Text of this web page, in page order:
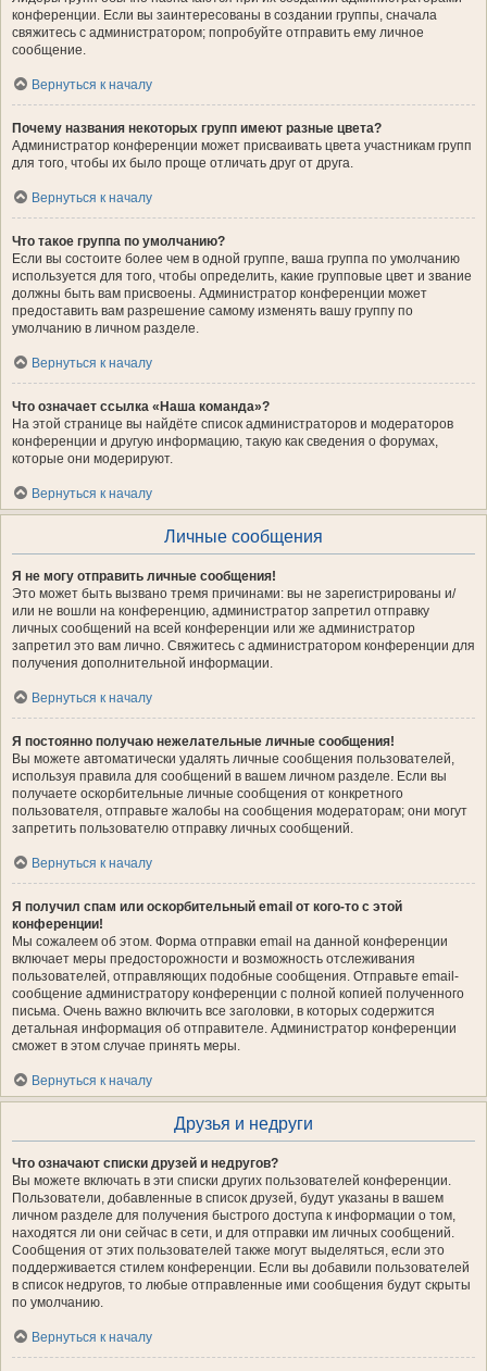
конференции. Если вы заинтересованы в создании группы, сначала
свяжитесь с администратором; попробуйте отправить ему личное
сообщение.
Вернуться к началу
Почему названия некоторых групп имеют разные цвета?
Администратор конференции может присваивать цвета участникам групп
для того, чтобы их было проще отличать друг от друга.
Вернуться к началу
Что такое группа по умолчанию?
Если вы состоите более чем в одной группе, ваша группа по умолчанию
используется для того, чтобы определить, какие групповые цвет и звание
должны быть вам присвоены. Администратор конференции может
предоставить вам разрешение самому изменять вашу группу по
умолчанию в личном разделе.
Вернуться к началу
Что означает ссылка «Наша команда»?
На этой странице вы найдёте список администраторов и модераторов
конференции и другую информацию, такую как сведения о форумах,
которые они модерируют.
Вернуться к началу
Личные сообщения
Я не могу отправить личные сообщения!
Это может быть вызвано тремя причинами: вы не зарегистрированы и/
или не вошли на конференцию, администратор запретил отправку
личных сообщений на всей конференции или же администратор
запретил это вам лично. Свяжитесь с администратором конференции для
получения дополнительной информации.
Вернуться к началу
Я постоянно получаю нежелательные личные сообщения!
Вы можете автоматически удалять личные сообщения пользователей,
используя правила для сообщений в вашем личном разделе. Если вы
получаете оскорбительные личные сообщения от конкретного
пользователя, отправьте жалобы на сообщения модераторам; они могут
запретить пользователю отправку личных сообщений.
Вернуться к началу
Я получил спам или оскорбительный email от кого-то с этой
конференции!
Мы сожалеем об этом. Форма отправки email на данной конференции
включает меры предосторожности и возможность отслеживания
пользователей, отправляющих подобные сообщения. Отправьте email-
сообщение администратору конференции с полной копией полученного
письма. Очень важно включить все заголовки, в которых содержится
детальная информация об отправителе. Администратор конференции
сможет в этом случае принять меры.
Вернуться к началу
Друзья и недруги
Что означают списки друзей и недругов?
Вы можете включать в эти списки других пользователей конференции.
Пользователи, добавленные в список друзей, будут указаны в вашем
личном разделе для получения быстрого доступа к информации о том,
находятся ли они сейчас в сети, и для отправки им личных сообщений.
Сообщения от этих пользователей также могут выделяться, если это
поддерживается стилем конференции. Если вы добавили пользователей
в список недругов, то любые отправленные ими сообщения будут скрыты
по умолчанию.
Вернуться к началу